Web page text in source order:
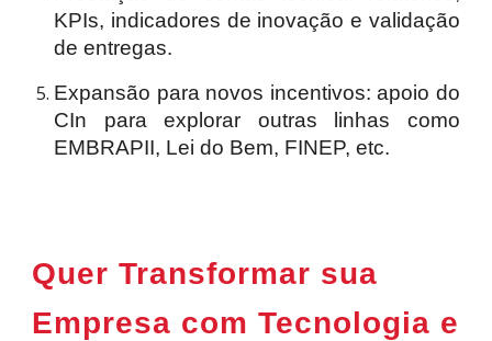
KPIs, indicadores de inovação e validação
de entregas.
Expansão para novos incentivos: apoio do
CIn para explorar outras linhas como
EMBRAPII, Lei do Bem, FINEP, etc.
Quer Transformar sua
Empresa com Tecnologia e